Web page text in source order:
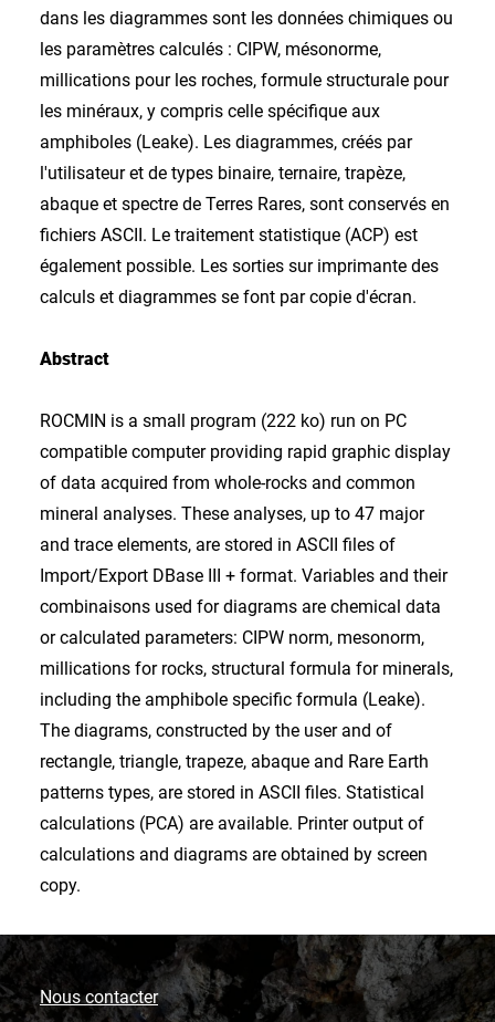
dans les diagrammes sont les données chimiques ou
les paramètres calculés : CIPW, mésonorme,
millications pour les roches, formule structurale pour
les minéraux, y compris celle spécifique aux
amphiboles (Leake). Les diagrammes, créés par
l'utilisateur et de types binaire, ternaire, trapèze,
abaque et spectre de Terres Rares, sont conservés en
fichiers ASCII. Le traitement statistique (ACP) est
également possible. Les sorties sur imprimante des
calculs et diagrammes se font par copie d'écran.
Abstract
ROCMIN is a small program (222 ko) run on PC
compatible computer providing rapid graphic display
of data acquired from whole-rocks and common
mineral analyses. These analyses, up to 47 major
and trace elements, are stored in ASCII files of
Import/Export DBase III + format. Variables and their
combinaisons used for diagrams are chemical data
or calculated parameters: CIPW norm, mesonorm,
millications for rocks, structural formula for minerals,
including the amphibole specific formula (Leake).
The diagrams, constructed by the user and of
rectangle, triangle, trapeze, abaque and Rare Earth
patterns types, are stored in ASCII files. Statistical
calculations (PCA) are available. Printer output of
calculations and diagrams are obtained by screen
copy.
Nous contacter